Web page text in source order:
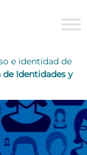
e identidad de
Identidades y